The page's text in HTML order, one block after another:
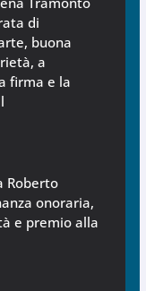
di
buona
a
firma e la
Roberto
onoraria,
e premio alla